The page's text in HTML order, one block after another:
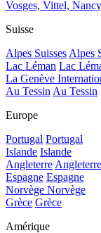
Vosges, Vittel, Nancy
Suisse
Alpes Suisses Alpes
Lac Léman Lac
La Genève
Au Tessin Au Tessin
Europe
Portugal Portugal
Islande Islande
Angleterre Angleterre
Espagne Espagne
Norvège Norvège
Grèce Grèce
Amérique